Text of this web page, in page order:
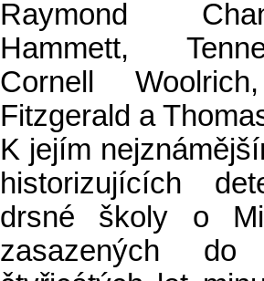
Raymond
Hammett,
Cornell
Fitzgerald a
K jejím
historizujících
drsné školy o
zasazených